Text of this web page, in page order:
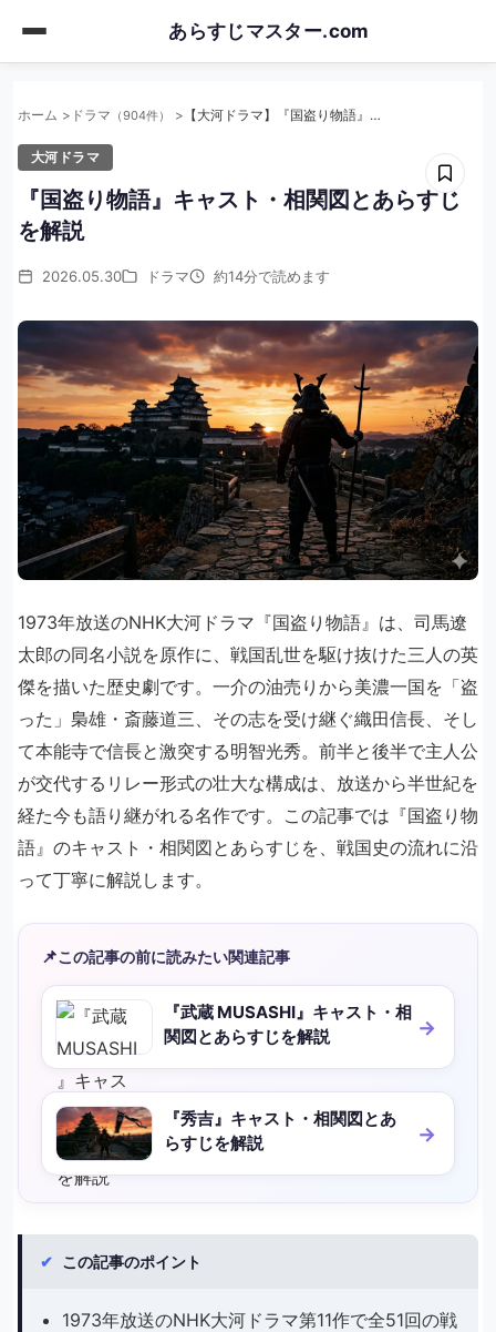
content
あらすじマスター.com
ホーム ドラマ （904件） 【大河ドラマ】『国盗り物語』キャスト・相関図とあらすじを解説
大河ドラマ
『国盗り物語』キャスト・相関図とあらすじ
を解説
2026.05.30 ドラマ 約14分で読めます
1973年放送のNHK大河ドラマ『国盗り物語』は、司馬遼
太郎の同名小説を原作に、戦国乱世を駆け抜けた三人の英
傑を描いた歴史劇です。一介の油売りから美濃一国を「盗
った」梟雄・斎藤道三、その志を受け継ぐ織田信長、そし
て本能寺で信長と激突する明智光秀。前半と後半で主人公
が交代するリレー形式の壮大な構成は、放送から半世紀を
経た今も語り継がれる名作です。この記事では『国盗り物
語』のキャスト・相関図とあらすじを、戦国史の流れに沿
って丁寧に解説します。
📌この記事の前に読みたい関連記事
『武蔵 MUSASHI』キャスト・相
関図とあらすじを解説
『秀吉』キャスト・相関図とあ
らすじを解説
✔ この記事のポイント
1973年放送のNHK大河ドラマ第11作で全51回の戦